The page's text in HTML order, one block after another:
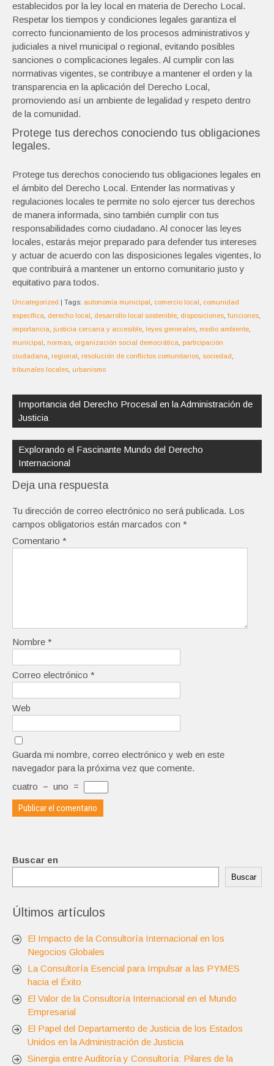
establecidos por la ley local en materia de Derecho Local.
Respetar los tiempos y condiciones legales garantiza el
correcto funcionamiento de los procesos administrativos y
judiciales a nivel municipal o regional, evitando posibles
sanciones o complicaciones legales. Al cumplir con las
normativas vigentes, se contribuye a mantener el orden y la
transparencia en la aplicación del Derecho Local,
promoviendo así un ambiente de legalidad y respeto dentro
de la comunidad.
Protege tus derechos conociendo tus obligaciones
legales.
Protege tus derechos conociendo tus obligaciones legales en
el ámbito del Derecho Local. Entender las normativas y
regulaciones locales te permite no solo ejercer tus derechos
de manera informada, sino también cumplir con tus
responsabilidades como ciudadano. Al conocer las leyes
locales, estarás mejor preparado para defender tus intereses
y actuar de acuerdo con las disposiciones legales vigentes, lo
que contribuirá a mantener un entorno comunitario justo y
equitativo para todos.
Uncategorized | Tags: autonomía municipal comercio local
comunidad
específica
derecho local desarrollo local sostenible disposiciones funciones
importancia
justicia cercana y accesible leyes generales medio ambiente
municipal
normas organización social democrática
participación
ciudadana
regional resolución de conflictos comunitarios sociedad
tribunales locales urbanismo
de
entradas
Importancia del Derecho Procesal en la Administración de
Justicia
Explorando el Fascinante Mundo del Derecho
Internacional
Deja una respuesta
Tu dirección de correo electrónico no será publicada. Los
campos obligatorios están marcados con *
Comentario *
Nombre *
Correo electrónico *
Web
Guarda mi nombre, correo electrónico y web en este
navegador para la próxima vez que comente.
cuatro − uno =
Buscar en
Buscar
Últimos artículos
El Impacto de la Consultoría Internacional en los
Negocios Globales
La Consultoría Esencial para Impulsar a las PYMES
hacia el Éxito
El Valor de la Consultoría Internacional en el Mundo
Empresarial
El Papel del Departamento de Justicia de los Estados
Unidos en la Administración de Justicia
Sinergia entre Auditoría y Consultoría: Pilares de la